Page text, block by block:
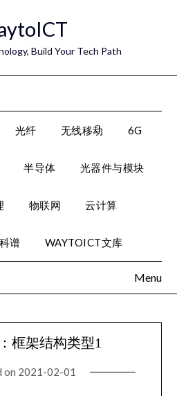
Build Your Tech Path
光纤 无线移动 6G
半导体 光器件与模块
物联网 云计算
科谱 WAYTOICT文库
Menu
框架结构类型1
on 2021-02-01